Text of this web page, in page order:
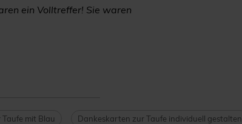
ein Volltreffer! Sie waren
mit Blau Dankeskarten zur Taufe individuell gestalten